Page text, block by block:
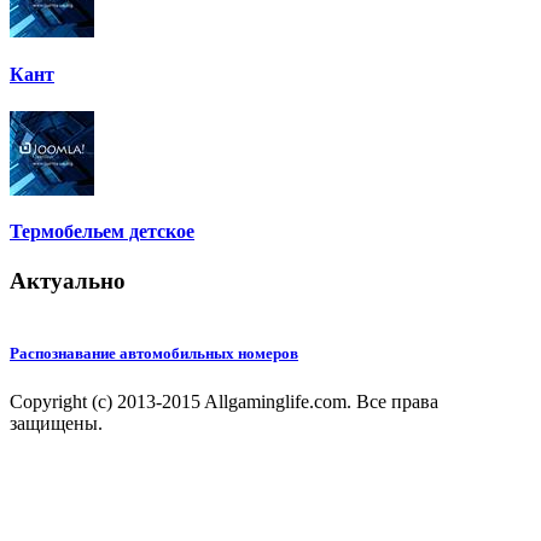
Кант
Термобельем детское
Актуально
Распознавание автомобильных номеров
Copyright (c) 2013-2015 Allgaminglife.com. Все права
защищены.